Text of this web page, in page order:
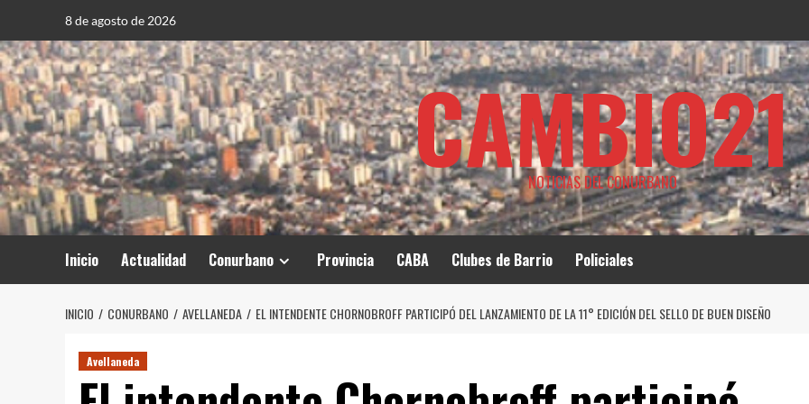
contenido
8 de agosto de 2026
CAMBIO21
NOTICIAS DEL CONURBANO
Inicio Actualidad Conurbano Provincia CABA Clubes de Barrio Policiales
INICIO CONURBANO AVELLANEDA EL INTENDENTE CHORNOBROFF PARTICIPÓ DEL LANZAMIENTO DE LA 11° EDICIÓN DEL SELLO DE BUEN DISEÑO
Avellaneda